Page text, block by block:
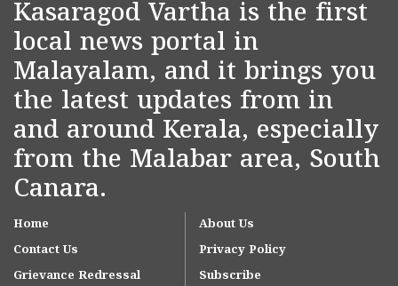
Kasaragod Vartha is the first
local news portal in
Malayalam, and it brings you
the latest updates from in
and around Kerala, especially
from the Malabar area, South
Canara.
Home
About Us
Contact Us
Privacy Policy
Grievance Redressal
Subscribe